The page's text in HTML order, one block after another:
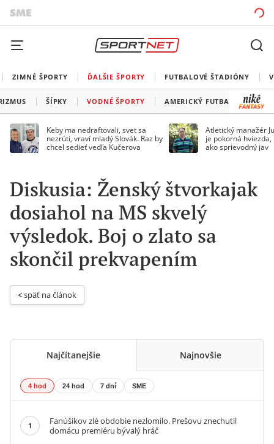
ZIMNÉ ŠPORTY ĎALŠIE ŠPORTY FUTBALOVÉ ŠTADIÓNY
ŠÍPKY VODNÉ ŠPORTY AMERICKÝ FUTBAL
Keby ma nedraftovali, svet sa
nezrúti, vraví mladý Slovák. Raz by
chcel sedieť vedľa Kučerova
Atletický manažér
je pokorná
ako sprievodný jav
Diskusia: Ženský štvorkajak
dosiahol na MS skvelý
výsledok. Boj o zlato sa
skončil prekvapením
< späť na článok
Najčítanejšie Najnovšie
4 hod 24 hod 7 dní SME
1
Fanúšikov zlé obdobie nezlomilo. Prešovu znechutil
domácu premiéru bývalý hráč